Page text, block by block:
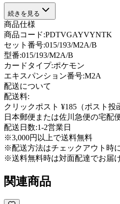
続きを見る
商品仕様
商品コード:PDTVGAYVYNTK
セット番号:015/193/M2A/B
型番:015/193/M2A/B
カードタイプ:ポケモン
エキスパンション番号:M2A
配送について
配送料:
クリックポスト ¥185（ポスト投
日本郵便または佐川急便の宅配
配送日数:1-2営業日
※3,000円以上で送料無料
※配送方法はチェックアウト時
※送料無料時は対面配達でお届
関連商品